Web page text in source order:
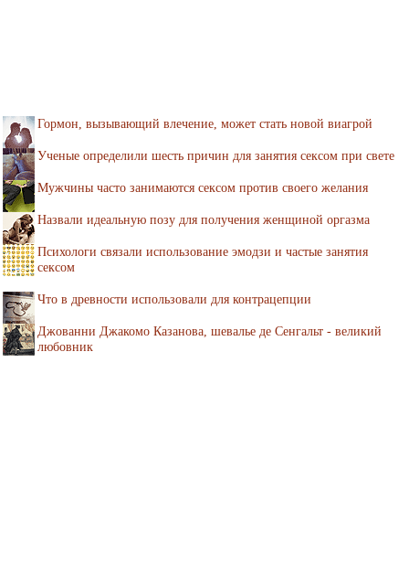
Гормон, вызывающий влечение, может стать новой виагрой
Ученые определили шесть причин для занятия сексом при свете
Мужчины часто занимаются сексом против своего желания
Назвали идеальную позу для получения женщиной оргазма
Психологи связали использование эмодзи и частые занятия
сексом
Что в древности использовали для контрацепции
Джованни Джакомо Казанова, шевалье де Сенгальт - великий
любовник